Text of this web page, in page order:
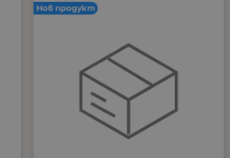
Нов продукт